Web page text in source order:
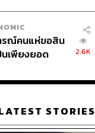
รณ์คนแห่ขอสิน
นเพียงยอด
2.6K
STORIES